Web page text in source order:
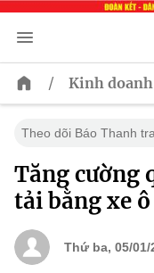
/ Kinh doanh
Theo dõi Báo Thanh
Tăng cường
tải bằng xe
Thứ ba, 05/01/